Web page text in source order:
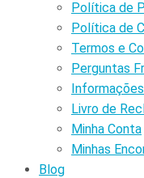
Política de
Política de
Termos e
Perguntas
Livro de
Minha Conta
Minhas
Blog